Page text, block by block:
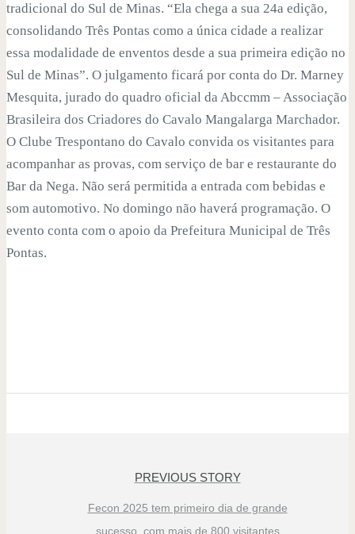
tradicional do Sul de Minas. “Ela chega a sua 24a edição,
consolidando Três Pontas como a única cidade a realizar
essa modalidade de enventos desde a sua primeira edição no
Sul de Minas”. O julgamento ficará por conta do Dr. Marney
Mesquita, jurado do quadro oficial da Abccmm – Associação
Brasileira dos Criadores do Cavalo Mangalarga Marchador.
O Clube Trespontano do Cavalo convida os visitantes para
acompanhar as provas, com serviço de bar e restaurante do
Bar da Nega. Não será permitida a entrada com bebidas e
som automotivo. No domingo não haverá programação. O
evento conta com o apoio da Prefeitura Municipal de Três
Pontas.
PREVIOUS STORY
Fecon 2025 tem primeiro dia de grande
sucesso, com mais de 800 visitantes